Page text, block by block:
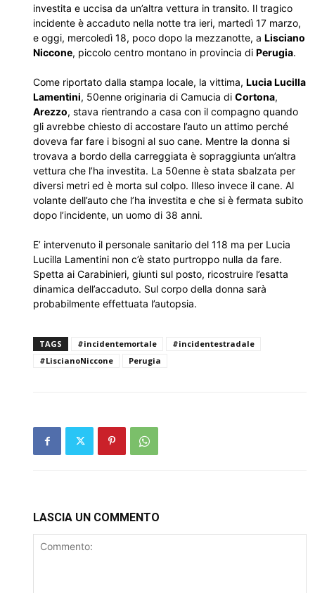
investita e uccisa da un’altra vettura in transito. Il tragico
incidente è accaduto nella notte tra ieri, martedì 17 marzo,
e oggi, mercoledì 18, poco dopo la mezzanotte, a Lisciano
Niccone, piccolo centro montano in provincia di Perugia.
Come riportato dalla stampa locale, la vittima, Lucia Lucilla
Lamentini, 50enne originaria di Camucia di Cortona,
Arezzo, stava rientrando a casa con il compagno quando
gli avrebbe chiesto di accostare l’auto un attimo perché
doveva far fare i bisogni al suo cane. Mentre la donna si
trovava a bordo della carreggiata è sopraggiunta un’altra
vettura che l’ha investita. La 50enne è stata sbalzata per
diversi metri ed è morta sul colpo. Illeso invece il cane. Al
volante dell’auto che l’ha investita e che si è fermata subito
dopo l’incidente, un uomo di 38 anni.
E’ intervenuto il personale sanitario del 118 ma per Lucia
Lucilla Lamentini non c’è stato purtroppo nulla da fare.
Spetta ai Carabinieri, giunti sul posto, ricostruire l’esatta
dinamica dell’accaduto. Sul corpo della donna sarà
probabilmente effettuata l’autopsia.
TAGS #incidentemortale
#incidentestradale
#LiscianoNiccone
Perugia
LASCIA UN COMMENTO